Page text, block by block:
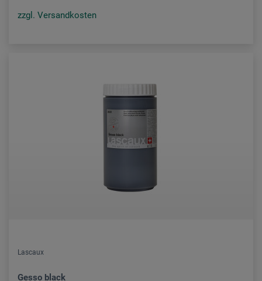
zzgl. Versandkosten
Lascaux
Gesso black